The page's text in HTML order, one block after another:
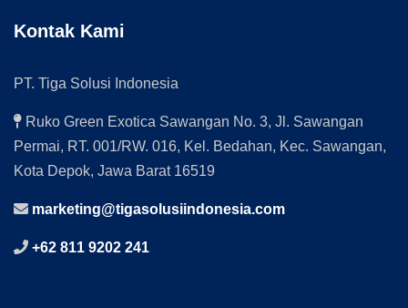
Kontak Kami
PT. Tiga Solusi Indonesia
Ruko Green Exotica Sawangan No. 3, Jl. Sawangan
Permai, RT. 001/RW. 016, Kel. Bedahan, Kec. Sawangan,
Kota Depok, Jawa Barat 16519
marketing@tigasolusiindonesia.com
+62 811 9202 241